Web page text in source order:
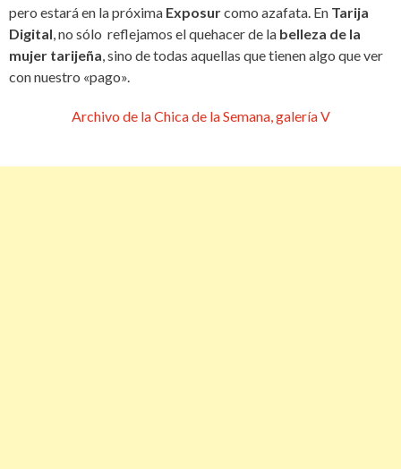
pero estará en la próxima Exposurcomo azafata. En Tarija
Digital, no sólo reflejamos el quehacer de la belleza de la
mujer tarijeña, sino de todas aquellas que tienen algo que ver
con nuestro «pago».
Archivo de la Chica de la Semana, galería V